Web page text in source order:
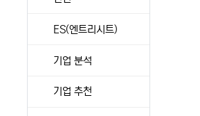
ES(엔트리시트)
기업 분석
기업 추천